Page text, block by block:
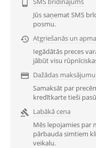
Jūs saņemat SMS
posmu.
 Atgriešanās un
Iegādātās preces
jābūt visu
 Dažādas
Samaksāt par
kredītkarte tieši

Labākā cena
Mēs lepojamies par
pārbauda simtiem
veikalu.